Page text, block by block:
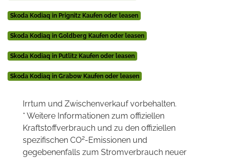
Skoda Kodiaq in Prignitz Kaufen oder leasen
Skoda Kodiaq in Goldberg Kaufen oder leasen
Skoda Kodiaq in Putlitz Kaufen oder leasen
Skoda Kodiaq in Grabow Kaufen oder leasen
Irrtum und Zwischenverkauf vorbehalten.
* Weitere Informationen zum offiziellen
Kraftstoffverbrauch und zu den offiziellen
spezifischen CO2-Emissionen und
gegebenenfalls zum Stromverbrauch neuer